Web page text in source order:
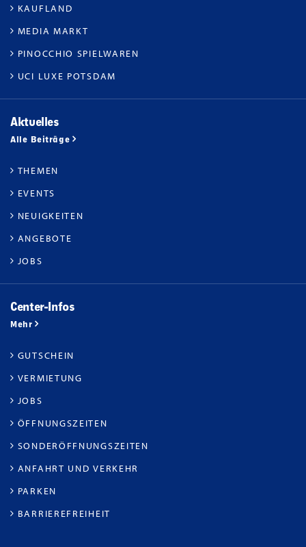
KAUFLAND
MEDIA MARKT
PINOCCHIO SPIELWAREN
UCI LUXE POTSDAM
Aktuelles
Alle Beiträge
THEMEN
EVENTS
NEUIGKEITEN
ANGEBOTE
JOBS
Center-Infos
Mehr
GUTSCHEIN
VERMIETUNG
JOBS
ÖFFNUNGSZEITEN
SONDERÖFFNUNGSZEITEN
ANFAHRT UND VERKEHR
PARKEN
BARRIEREFREIHEIT